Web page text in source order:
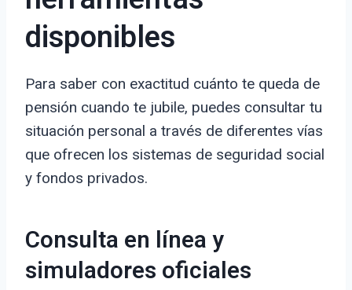
disponibles
Para saber con exactitud cuánto te queda de
pensión cuando te jubile, puedes consultar tu
situación personal a través de diferentes vías
que ofrecen los sistemas de seguridad social
y fondos privados.
Consulta en línea y
simuladores oficiales